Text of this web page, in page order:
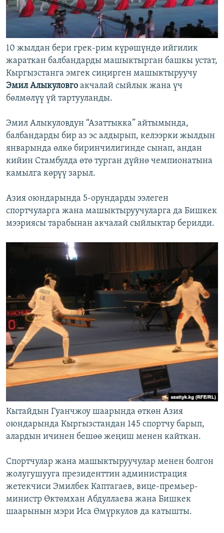
10 жылдан бери грек-рим күрөшүндө ийгилик
жараткан балбандарды машыктырган башкы устат,
Кыргызстанга эмгек сиңирген машыктыруучу
Эмил Алыкуловго акчалай сыйлык жана үч
бөлмөлүү үй тартууланды.
Эмил Алыкуловдун “Азаттыкка” айтымында,
балбандарды бир аз эс алдырып, келээрки жылдын
январында өлкө биринчилигинде сынап, андан
кийин Стамбулда өтө турган дүйнө чемпионатына
камылга көрүү зарыл.
Азия оюндарында 5-орундарды ээлеген
спортчуларга жана машыктыруучуларга да Бишкек
мээриясы тарабынан акчалай сыйлыктар берилди.
Кытайдын Гуанчжоу шаарында өткөн Азия
оюндарында Кыргызстандан 145 спортчу барып,
алардын ичинен бешөө жеңиш менен кайткан.
Спортчулар жана машыктыруучулар менен болгон
жолугушууга президенттин администрация
жетекчиси Эмилбек Каптагаев, вице-премьер-
министр Өктөмхан Абдуллаева жана Бишкек
шаарынын мэри Иса Өмүркулов да катышты.